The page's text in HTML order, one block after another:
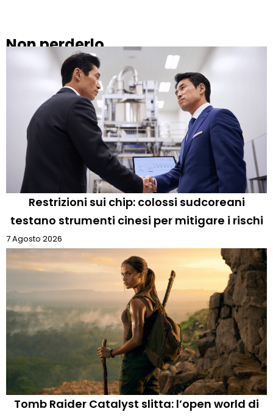
Non perderlo
Restrizioni sui chip: colossi sudcoreani
testano strumenti cinesi per mitigare i rischi
7 Agosto 2026
Tomb Raider Catalyst slitta: l’open world di